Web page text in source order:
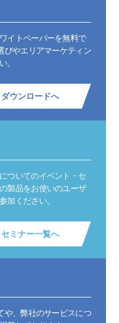
イトペーパーを無料で
びやエリアマーケティン
。
ダウンロードへ
ついてのイベント・セ
製品をお使いのユーザ
加ください。
セミナー一覧へ
や、弊社のサービスにつ